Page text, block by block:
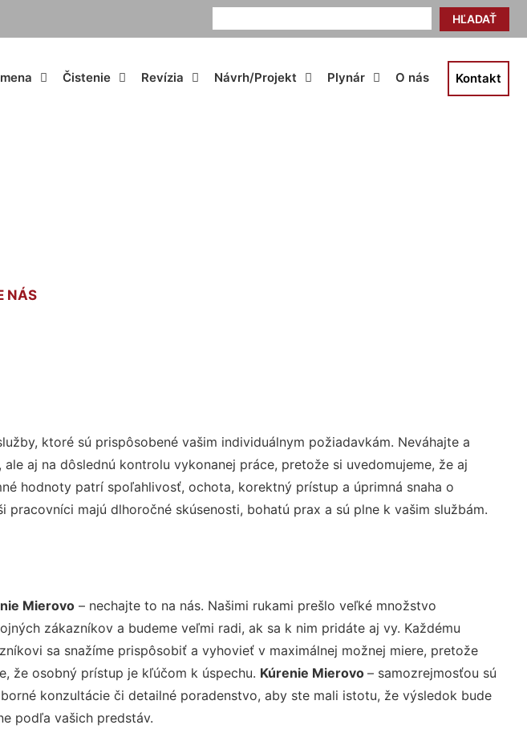
HĽADAŤ
Čistenie Revízia Návrh/Projekt Plynár O nás Kontakt
NÁS
ktoré sú prispôsobené vašim individuálnym požiadavkám. Neváhajte a
aj na dôslednú kontrolu vykonanej práce, pretože si uvedomujeme, že aj
hodnoty patrí spoľahlivosť, ochota, korektný prístup a úprimná snaha o
majú dlhoročné skúsenosti, bohatú prax a sú plne k vašim službám.
Mierovo– nechajte to na nás. Našimi rukami prešlo veľké množstvo
zákazníkov a budeme veľmi radi, ak sa k nim pridáte aj vy. Každému
sa snažíme prispôsobiť a vyhovieť v maximálnej možnej miere, pretože
že osobný prístup je kľúčom k úspechu. Kúrenie Mierovo – samozrejmosťou sú
konzultácie či detailné poradenstvo, aby ste mali istotu, že výsledok bude
podľa vašich predstáv.